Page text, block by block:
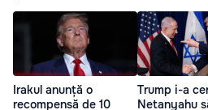
Irakul anunță o
recompensă de 10
Trump i-a
Netanyahu